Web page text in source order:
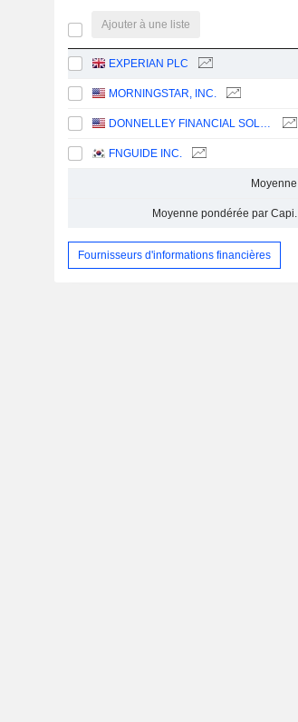
Ajouter à une liste
EXPERIAN PLC
MORNINGSTAR, INC.
DONNELLEY FINANCIAL SOLUTIONS, INC.
FNGUIDE INC.
Moyenne
Moyenne pondérée par Capi.
Fournisseurs d'informations financières